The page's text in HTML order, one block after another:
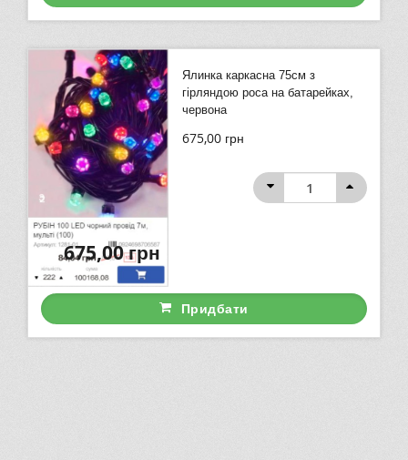
Ялинка каркасна 75см з
гірляндою роса на батарейках,
червона
675,00 грн
675,00грн
Придбати